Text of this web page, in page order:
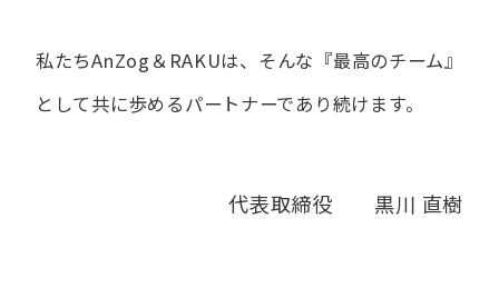
私たちAnZog＆RAKUは、​そんな​『最高の​チーム』
と​して共に​歩める​パートナーであり続けます。
代表取締役 黒川 直樹